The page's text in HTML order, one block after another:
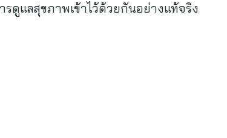
ดูแลสุขภาพเข้าไว้ด้วยกันอย่างแท้จริง